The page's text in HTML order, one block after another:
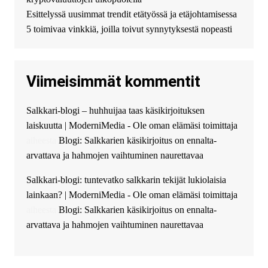
финансирование в долг без
избыточных вопросов и
документов? Тогда обратитесь
guest_4889 :Cmon Suomi 👏
The Admin: High five! You’ve
successfully installed Simple
Ajax Chat.
Esittelyssä uusimmat trendit etätyössä ja etäjohtamisessa
5 toimivaa vinkkiä, joilla toivut synnytyksestä nopeasti
Viimeisimmät kommentit
Salkkari-blogi – huhhuijaa taas käsikirjoituksen
laiskuutta | ModerniMedia - Ole oman elämäsi toimittaja
Blogi: Salkkarien käsikirjoitus on ennalta-
arvattava ja hahmojen vaihtuminen naurettavaa
Salkkari-blogi: tuntevatko salkkarin tekijät lukiolaisia
lainkaan? | ModerniMedia - Ole oman elämäsi toimittaja
Blogi: Salkkarien käsikirjoitus on ennalta-
arvattava ja hahmojen vaihtuminen naurettavaa